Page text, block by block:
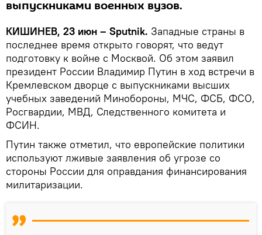
выпускниками военных вузов.
КИШИНЕВ, 23 июн – Sputnik. Западные страны в
последнее время открыто говорят, что ведут
подготовку к войне с Москвой. Об этом заявил
президент России Владимир Путин в ход встречи в
Кремлевском дворце с выпускниками высших
учебных заведений Минобороны, МЧС, ФСБ, ФСО,
Росгвардии, МВД, Следственного комитета и
ФСИН.
Путин также отметил, что европейские политики
используют лживые заявления об угрозе со
стороны России для оправдания финансирования
милитаризации.